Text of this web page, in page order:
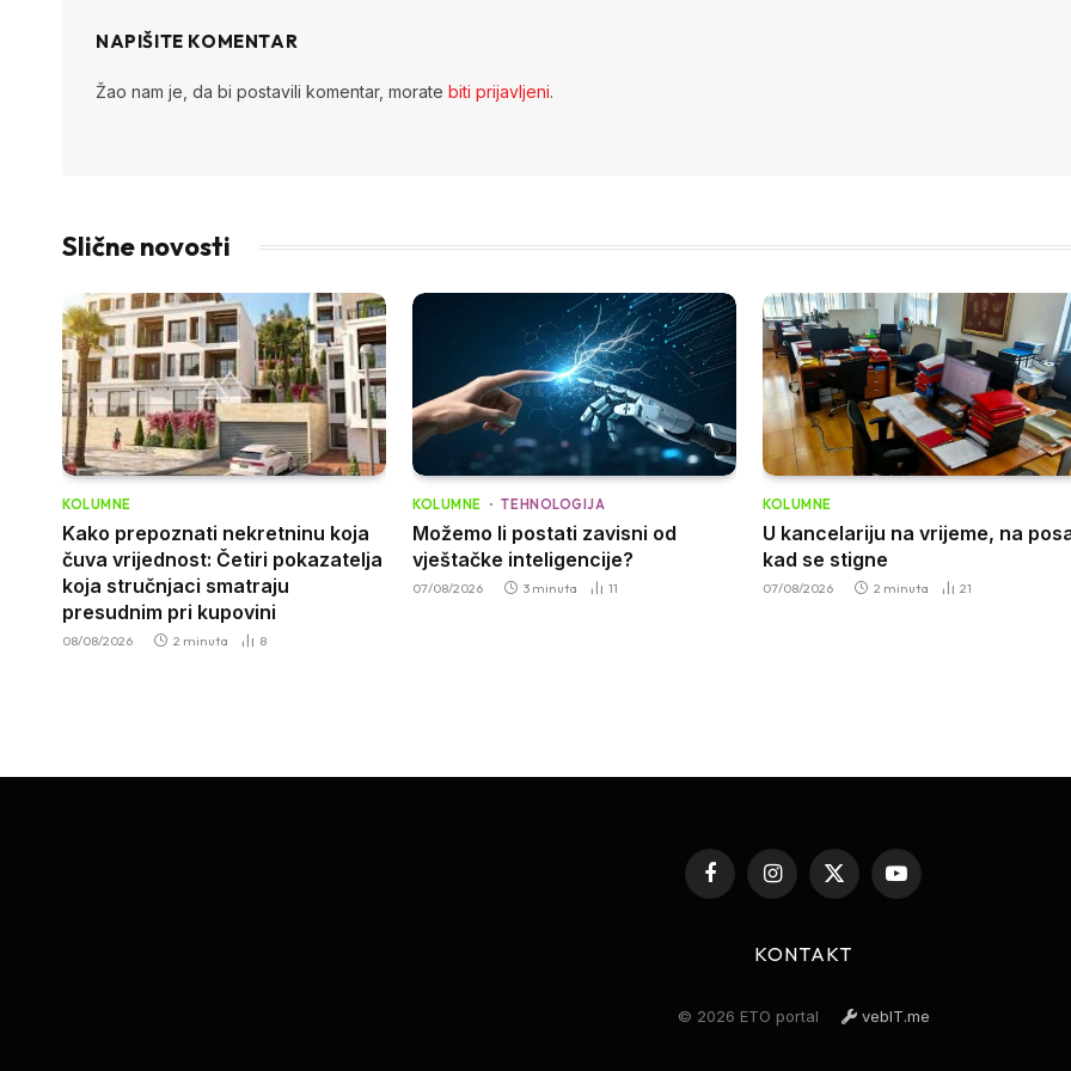
NAPIŠITE KOMENTAR
Žao nam je, da bi postavili komentar, morate biti prijavljeni.
Slične novosti
KOLUMNE
Kako prepoznati nekretninu koja
čuva vrijednost: Četiri pokazatelja
koja stručnjaci smatraju
presudnim pri kupovini
08/08/2026 2 minuta 8
KOLUMNE TEHNOLOGIJA
Možemo li postati zavisni od
vještačke inteligencije?
07/08/2026 3 minuta 11
KOLUMNE
U kancelariju na vrijeme, na
kad se stigne
07/08/2026 2 minuta 21
FacebookInstagram
X
(Twitter)
YouTube
KONTAKT
© 2026 ETO portal vebIT.me